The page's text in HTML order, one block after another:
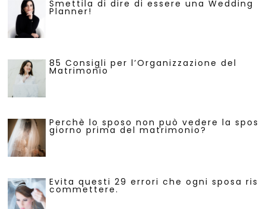
Smettila di dire di essere una Wedding
Planner!
85 Consigli per l’Organizzazione del
Matrimonio
Perchè lo sposo non può vedere la
giorno prima del matrimonio?
Evita questi 29 errori che ogni sposa
commettere.